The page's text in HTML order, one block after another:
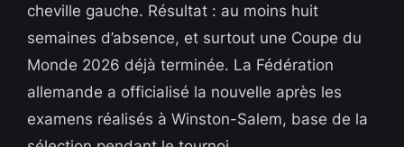
cheville gauche. Résultat : au moins huit
semaines d’absence, et surtout une Coupe du
Monde 2026 déjà terminée. La Fédération
allemande a officialisé la nouvelle après les
examens réalisés à Winston-Salem, base de la